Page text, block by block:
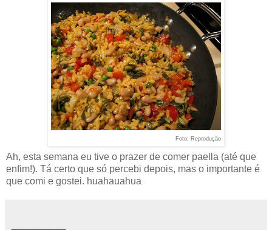
Foto: Reprodução
Ah, esta semana eu tive o prazer de comer paella (até que
enfim!). Tá certo que só percebi depois, mas o importante é
que comi e gostei. huahauahua